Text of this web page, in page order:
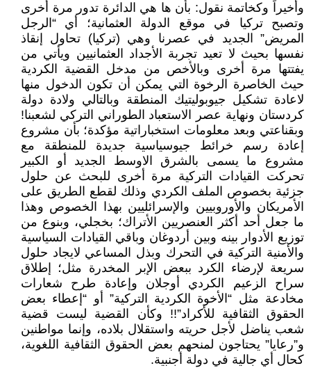
وأخيراً وكخاتمة نقول: بأن ها هي الدائرة تدور مرة أخرى
وتصبح تركيا في موقع الدولة العثمانية؛ أي “الرجل
المريض” الجديد في عصرنا وهي (تركيا) تحاول إنقاذ
نفسها بحيث لا تعيد تجربة الأجداد العثمانيين ويأتي من
يفتتها مرة أخرى وبالأخص من مدخل القضية الكردية
حيث الخاصرة الرخوة التي يمكن أن تكون الدخول منها
لاعادة تشكيل جيوبوليتيك المنطقة وبالتالي ولادة دولة
كردستان ونهاية عصر الاستعباد الطوراني التركي لشعبنا!
وبقناعتي وبعد معلومات استخباراتية مؤكدة؛ بأن مشروع
إعادة رسم خرائط جيوسياسية جديدة للمنطقة مع
مشروع ما يسمى بالشرق الاوسط الجديد أو الكبير
تحركت القيادات التركية مرة أخرى للبحث عن حلول
جزئية بخصوص الملف الكردي وذلك لقطع الطريق على
الأمريكان والأوروبيين والإسرائليين بهذا الخصوص وهذا
ما جعل أحد أكثر العنصريين الأتراك؛ بخجلي، وبنوع من
توزيع الأدوار بينه وبين أردوغان وباقي القيادات السياسية
والأمنية التركية في التحرك وبذل المساعي لايجاد حلول
سريعة لإرضاء الكرد ببعض الإبر المخدرة مثل؛ إطلاق
سراح الزعيم الكردي أوجلان وإعادة طرح شعارات
مخادعة مثل “الأخوة الكردية التركية” أو “إعطاء بعض
الحقوق الثقافية للأكراد”!! وكأن القضية ليست قضية
شعب يناضل لأجل حريته واستقلال بلاده، وإنما مواطنين
و”رعايا” يحتاجون لمنحهم بعض الحقوق الثقافية اللغوية،
كحال أي جالية في دولة أجنبية.